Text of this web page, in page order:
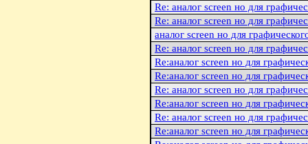
Re: аналог screen но для
Re: аналог screen но для
аналог screen но для
Re: аналог screen но для
Re:аналог screen но для
Re:аналог screen но для
Re: аналог screen но для
Re:аналог screen но для
Re: аналог screen но для
Re:аналог screen но для